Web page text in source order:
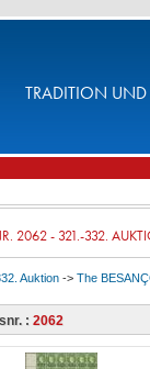
TRADITION UND
2062 - 321.-332.
Auktion -> The
: 2062